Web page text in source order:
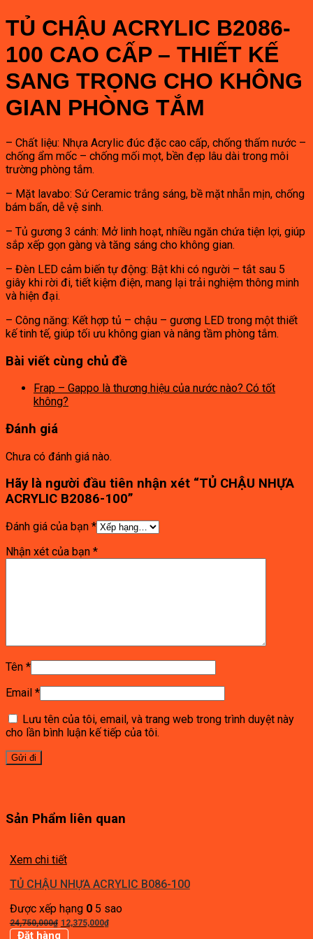
TỦ CHẬU ACRYLIC B2086-
100 CAO CẤP – THIẾT KẾ
SANG TRỌNG CHO KHÔNG
GIAN PHÒNG TẮM
– Chất liệu: Nhựa Acrylic đúc đặc cao cấp, chống thấm nước –
chống ẩm mốc – chống mối mọt, bền đẹp lâu dài trong môi
trường phòng tắm.
– Mặt lavabo: Sứ Ceramic trắng sáng, bề mặt nhẵn mịn, chống
bám bẩn, dễ vệ sinh.
– Tủ gương 3 cánh: Mở linh hoạt, nhiều ngăn chứa tiện lợi, giúp
sắp xếp gọn gàng và tăng sáng cho không gian.
– Đèn LED cảm biến tự động: Bật khi có người – tắt sau 5
giây khi rời đi, tiết kiệm điện, mang lại trải nghiệm thông minh
và hiện đại.
– Công năng: Kết hợp tủ – chậu – gương LED trong một thiết
kế tinh tế, giúp tối ưu không gian và nâng tầm phòng tắm.
Bài viết cùng chủ đề
Frap – Gappo là thương hiệu của nước nào? Có tốt
không?
Đánh giá
Chưa có đánh giá nào.
Hãy là người đầu tiên nhận xét “TỦ CHẬU NHỰA
ACRYLIC B2086-100”
Đánh giá của bạn *
Nhận xét của bạn *
Tên *
Email *
Lưu tên của tôi, email, và trang web trong trình duyệt này
cho lần bình luận kế tiếp của tôi.
Sản Phẩm liên quan
Xem chi tiết
TỦ CHẬU NHỰA ACRYLIC B086-100
Được xếp hạng 05 sao
24,750,000₫ Giá
gốc
12,375,000₫Giá
Đặt hàng